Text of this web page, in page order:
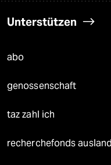
Unterstützen
abo
genossenschaft
taz zahl ich
recherchefonds ausland